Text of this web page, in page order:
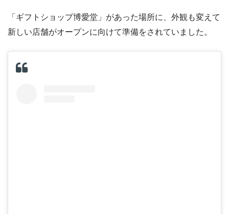
「ギフトショップ博愛堂」があった場所に、外観も変えて
新しい店舗がオープンに向けて準備をされていました。